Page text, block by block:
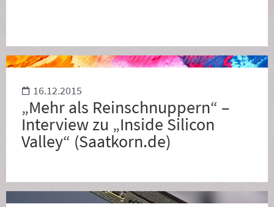
16.12.2015
„Mehr als Reinschnuppern“ –
Interview zu „Inside Silicon
Valley“ (Saatkorn.de)